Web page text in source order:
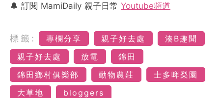
🔔 訂閱 MamiDaily 親子日常 Youtube頻道
標籤: 專欄分享 親子好去處
湊B趣聞
親子好去處
放電
錦田
錦田鄉村俱樂部
動物農莊
士多啤梨園
大草地
bloggers